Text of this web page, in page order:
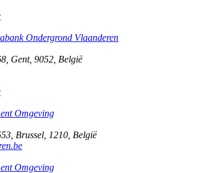
Ondergrond Vlaanderen
Gent, 9052 België
Omgeving
Brussel 1210 België
Omgeving